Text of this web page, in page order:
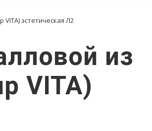
эстетическая Л2
из
VITA)